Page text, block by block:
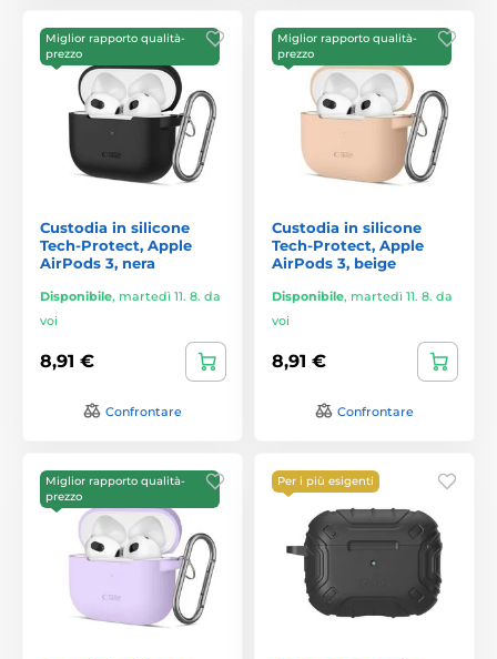
Miglior rapporto qualità-
prezzo
Custodia in silicone
Tech-Protect, Apple
AirPods 3, nera
Disponibile, martedì 11. 8. da
voi
8,91 €
Confrontare
Miglior rapporto qualità-
prezzo
Custodia in silicone
Tech-Protect, Apple
AirPods 3, beige
Disponibile, martedì 11. 8. da
voi
8,91 €
Confrontare
Miglior rapporto qualità-
prezzo
Per i più esigenti